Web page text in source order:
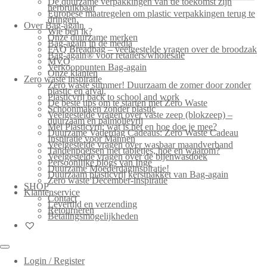
herbruikbaar
Europese maatregelen om plastic verpakkingen terug te
dringen.
Over Bag-again
Wie ben ik?
Onze duurzame merken
Bag-again in de media
FAQ Breadbag – veelgestelde vragen over de broodzak
Bag-again® voor retailers/wholesale
MVO
Verkooppunten Bag-again
Onze klanten
Zero waste inspiratie
Zero waste summer! Duurzaam de zomer door zonder
plastic en afval.
Plasticvrij back to school and work
De beste tips om te starten met Zero Waste
Schoonmaken zonder plastic
Veelgestelde vragen over vaste zeep (blokzeep) –
duurzaam en palmolievrij
Mei Plasticvrij: wat is het en hoe doe je mee?
Duurzame Vaderdag Cadeaus: Zero Waste Cadeau
Inspiratie voor Mannen
Veelgestelde vragen over wasbaar maandverband
Tandenpoetsen met tabletjes, hoe en waarom?
Veelgestelde vragen over de bijenwasdoek
Persoonlijke blogs van Inge
Duurzame Moederdaginspiratie!
Duurzaam plasticvrij kerstpakket van Bag-again
Zero waste December-inspiratie
SHOP
Klantenservice
Contact
Levertijd en verzending
Retourneren
Betalingsmogelijkheden
Login / Register